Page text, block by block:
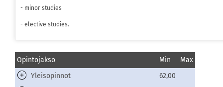
- minor studies
- elective studies.
Opintojakso Min
Max
Yleisopinnot
62,00